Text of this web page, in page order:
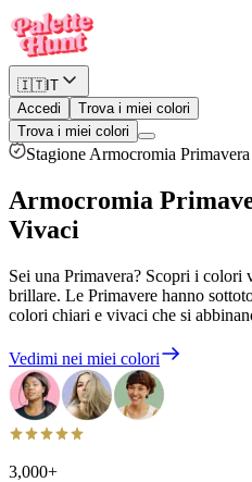
🇮🇹IT
Accedi
Trova i miei colori
Trova i miei colori
Stagione Armocromia Primavera
Armocromia
Vivaci
Sei una Primavera? Scopri i colori
brillare. Le Primavere hanno
colori chiari e vivaci che si
Vedimi nei miei colori
3,000+